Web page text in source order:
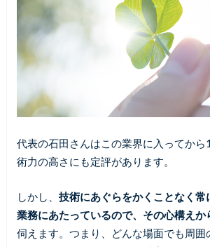
代表の石田さんはこの業界に入ってか
術力の高さにも定評があります。
しかし、 技術にあぐらをかくことなく常
業務にあたっているので、その心構えか
伺えます。つまり、どんな場面でも周囲